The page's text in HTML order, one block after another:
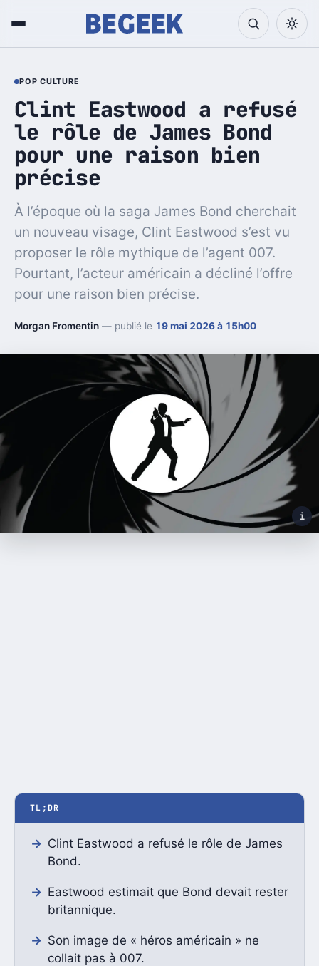
POP CULTURE
Clint Eastwood a refusé
le rôle de James Bond
pour une raison bien
précise
À l’époque où la saga James Bond cherchait
un nouveau visage, Clint Eastwood s’est vu
proposer le rôle mythique de l’agent 007.
Pourtant, l’acteur américain a décliné l’offre
pour une raison bien précise.
Morgan Fromentin — publié le 19 mai 2026 à 15h00
i
TL;DR
Clint Eastwood a refusé le rôle de James
Bond.
Eastwood estimait que Bond devait rester
britannique.
Son image de « héros américain » ne
collait pas à 007.